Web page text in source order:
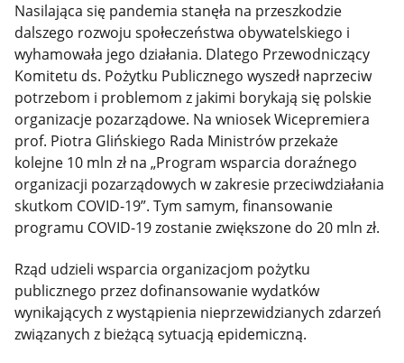
Nasilająca się pandemia stanęła na przeszkodzie
dalszego rozwoju społeczeństwa obywatelskiego i
wyhamowała jego działania. Dlatego Przewodniczący
Komitetu ds. Pożytku Publicznego wyszedł naprzeciw
potrzebom i problemom z jakimi borykają się polskie
organizacje pozarządowe. Na wniosek Wicepremiera
prof. Piotra Glińskiego Rada Ministrów przekaże
kolejne 10 mln zł na „Program wsparcia doraźnego
organizacji pozarządowych w zakresie przeciwdziałania
skutkom COVID-19”. Tym samym, finansowanie
programu COVID-19 zostanie zwiększone do 20 mln zł.
Rząd udzieli wsparcia organizacjom pożytku
publicznego przez dofinansowanie wydatków
wynikających z wystąpienia nieprzewidzianych zdarzeń
związanych z bieżącą sytuacją epidemiczną.